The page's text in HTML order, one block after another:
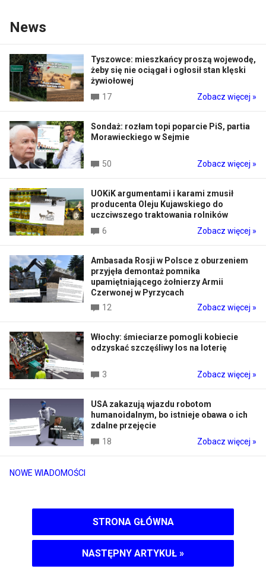
News
NOWE WIADOMOŚCI
Tyszowce: mieszkańcy proszą wojewodę,
żeby się nie ociągał i ogłosił stan klęski
żywiołowej
17
Zobacz więcej »
Sondaż: rozłam topi poparcie PiS, partia
Morawieckiego w Sejmie
50 Zobacz więcej »
UOKiK argumentami i karami zmusił
producenta Oleju Kujawskiego do
uczciwszego traktowania rolników
6
Zobacz więcej »
Ambasada Rosji w Polsce z oburzeniem
przyjęła demontaż pomnika
upamiętniającego żołnierzy Armii
Czerwonej w Pyrzycach
12
Zobacz więcej »
Włochy: śmieciarze pomogli kobiecie
odzyskać szczęśliwy los na loterię
3 Zobacz więcej »
USA zakazują wjazdu robotom
humanoidalnym, bo istnieje obawa o ich
zdalne przejęcie
18
Zobacz więcej »
STRONA GŁÓWNA
NASTĘPNY ARTYKUŁ »